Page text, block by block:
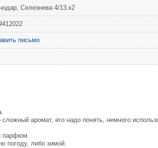
Селезнева 4/13.к2
письмо
аромат, его надо понять, немного
парфюм.
погоду, либо зимой.